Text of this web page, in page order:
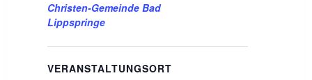
Christen-Gemeinde Bad
Lippspringe
VERANSTALTUNGSORT